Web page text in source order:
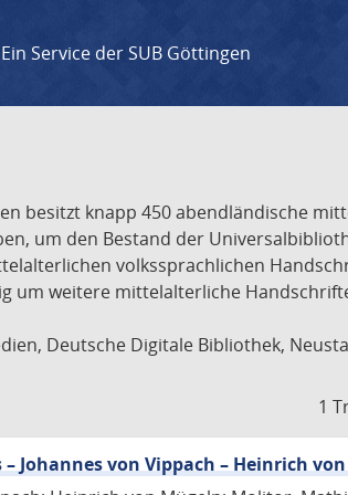
Ein Service der SUB Göttingen
besitzt knapp 450 abendländische
um den Bestand der
volkssprachlichen
um weitere mittelalterliche
Deutsche Digitale Bibliothek,
1
Johannes von Vippach – Heinrich